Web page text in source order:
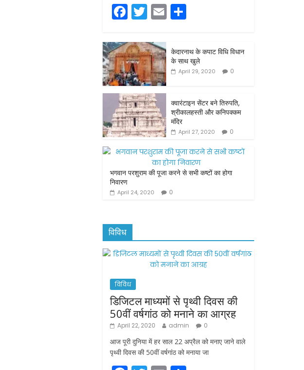
F
a
c
e
b
o
o
k
T
w
itt
er
E
m
ai ar
e
केदारनाथ के कपाट विधि विधान
के साथ खुले
April 29, 2020 0
क्वारंटाइन सेंटर बने तिरुपति,
श्रीकालहस्ती और कनिपक्कम
मंदिर
April 27, 2020 0
भगवान परशुराम की पूजा करने से सभी कष्टों का होगा
निवारण
April 24, 2020 0
विविध
विविध
डिजिटल माध्यमों से पृथ्वी दिवस की
50वीं वर्षगांठ को मनाने का आग्रह
April 22, 2020 admin 0
आज पूरी दुनिया में हर साल 22 अप्रैल को मनाए जाने वाले
पृथ्वी दिवस की 50वीं वर्षगांठ को मनाया जा